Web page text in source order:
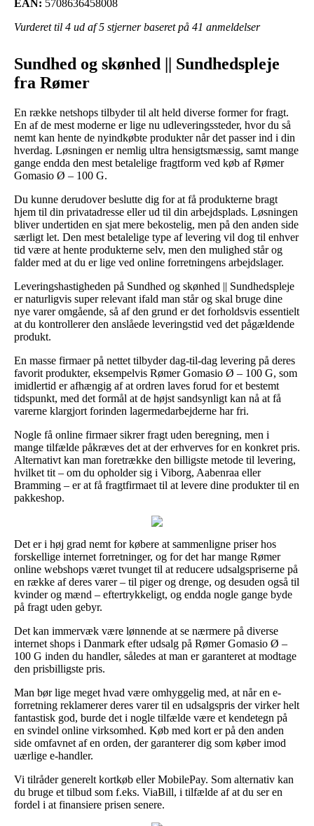
EAN: 5708636458008
Vurderet til 4 ud af 5 stjerner baseret på 41 anmeldelser
Sundhed og skønhed || Sundhedspleje
fra Rømer
En række netshops tilbyder til alt held diverse former for fragt.
En af de mest moderne er lige nu udleveringssteder, hvor du så
nemt kan hente de nyindkøbte produkter når det passer ind i din
hverdag. Løsningen er nemlig ultra hensigtsmæssig, samt mange
gange endda den mest betalelige fragtform ved køb af Rømer
Gomasio Ø – 100 G.
Du kunne derudover beslutte dig for at få produkterne bragt
hjem til din privatadresse eller ud til din arbejdsplads. Løsningen
bliver undertiden en sjat mere bekostelig, men på den anden side
særligt let. Den mest betalelige type af levering vil dog til enhver
tid være at hente produkterne selv, men den mulighed står og
falder med at du er lige ved online forretningens arbejdslager.
Leveringshastigheden på Sundhed og skønhed || Sundhedspleje
er naturligvis super relevant ifald man står og skal bruge dine
nye varer omgående, så af den grund er det forholdsvis essentielt
at du kontrollerer den anslåede leveringstid ved det pågældende
produkt.
En masse firmaer på nettet tilbyder dag-til-dag levering på deres
favorit produkter, eksempelvis Rømer Gomasio Ø – 100 G, som
imidlertid er afhængig af at ordren laves forud for et bestemt
tidspunkt, med det formål at de højst sandsynligt kan nå at få
varerne klargjort forinden lagermedarbejderne har fri.
Nogle få online firmaer sikrer fragt uden beregning, men i
mange tilfælde påkræves det at der erhverves for en konkret pris.
Alternativt kan man foretrække den billigste metode til levering,
hvilket tit – om du opholder sig i Viborg, Aabenraa eller
Bramming – er at få fragtfirmaet til at levere dine produkter til en
pakkeshop.
Det er i høj grad nemt for købere at sammenligne priser hos
forskellige internet forretninger, og for det har mange Rømer
online webshops været tvunget til at reducere udsalgspriserne på
en række af deres varer – til piger og drenge, og desuden også til
kvinder og mænd – eftertrykkeligt, og endda nogle gange byde
på fragt uden gebyr.
Det kan immervæk være lønnende at se nærmere på diverse
internet shops i Danmark efter udsalg på Rømer Gomasio Ø –
100 G inden du handler, således at man er garanteret at modtage
den prisbilligste pris.
Man bør lige meget hvad være omhyggelig med, at når en e-
forretning reklamerer deres varer til en udsalgspris der virker helt
fantastisk god, burde det i nogle tilfælde være et kendetegn på
en svindel online virksomhed. Køb med kort er på den anden
side omfavnet af en orden, der garanterer dig som køber imod
uærlige e-handler.
Vi tilråder generelt kortkøb eller MobilePay. Som alternativ kan
du bruge et tilbud som f.eks. ViaBill, i tilfælde af at du ser en
fordel i at finansiere prisen senere.